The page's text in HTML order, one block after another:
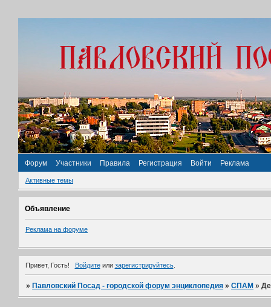
Форум Участники Правила Регистрация Войти Реклама
Активные темы
Объявление
Реклама на форуме
Привет, Гость! Войдитеили зарегистрируйтесь.
» Павловский Посад - городской форум энциклопедия »СПАМ »